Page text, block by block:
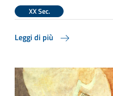
XX Sec.
Leggi di più